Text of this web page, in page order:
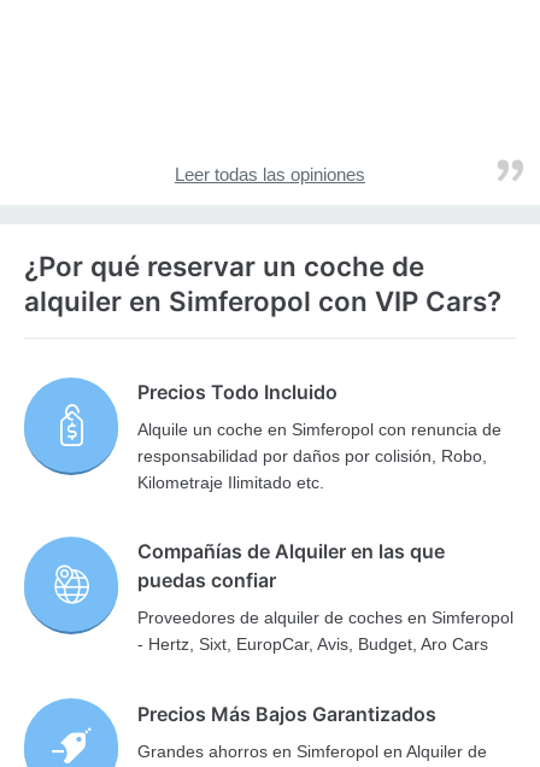
Leer todas las opiniones
¿Por qué reservar un coche de
alquiler en Simferopol con VIP Cars?
Precios Todo Incluido
Alquile un coche en Simferopol con renuncia de
responsabilidad por daños por colisión, Robo,
Kilometraje Ilimitado etc.
Compañías de Alquiler en las que
puedas confiar
Proveedores de alquiler de coches en Simferopol
- Hertz, Sixt, EuropCar, Avis, Budget, Aro Cars
Precios Más Bajos Garantizados
Grandes ahorros en Simferopol en Alquiler de